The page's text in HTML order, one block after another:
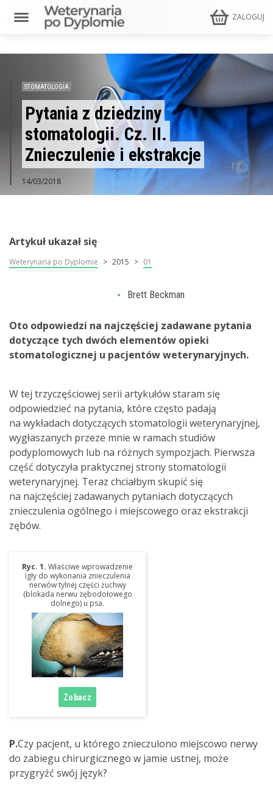
ZALOGUJ
STOMATOLOGIA
Pytania z dziedziny
stomatologii. Cz. II.
Znieczulenie i ekstrakcje
14/03/2018
Artykuł ukazał się
Weterynaria po Dyplomie 2015 01
Brett Beckman
Oto odpowiedzi na najczęściej zadawane pytania
dotyczące tych dwóch elementów opieki
stomatologicznej u pacjentów weterynaryjnych.
W tej trzyczęściowej serii artykułów staram się
odpowiedzieć na pytania, które często padają
na wykładach dotyczących stomatologii weterynaryjnej,
wygłaszanych przeze mnie w ramach studiów
podyplomowych lub na różnych sympozjach. Pierwsza
część dotyczyła praktycznej strony stomatologii
weterynaryjnej. Teraz chciałbym skupić się
na najczęściej zadawanych pytaniach dotyczących
znieczulenia ogólnego i miejscowego oraz ekstrakcji
zębów.
Ryc. 1. Właściwe wprowadzenie
igły do wykonania znieczulenia
nerwów tylnej części żuchwy
(blokada nerwu zębodołowego
dolnego) u psa.
P.Czy pacjent, u którego znieczulono miejscowo nerwy
do zabiegu chirurgicznego w jamie ustnej, może
przygryźć swój język?